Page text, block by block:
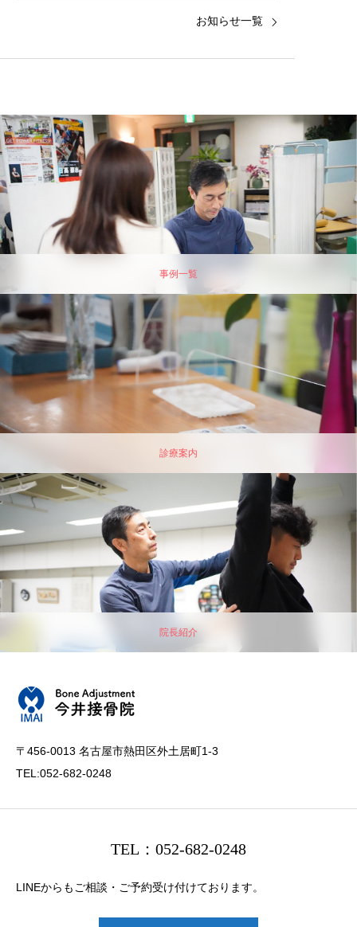
お知らせ一覧
事例一覧
診療案内
院長紹介
〒456-0013 名古屋市熱田区外土居町1-3
TEL:052-682-0248
TEL：052-682-0248
LINEからもご相談・ご予約受け付けております。